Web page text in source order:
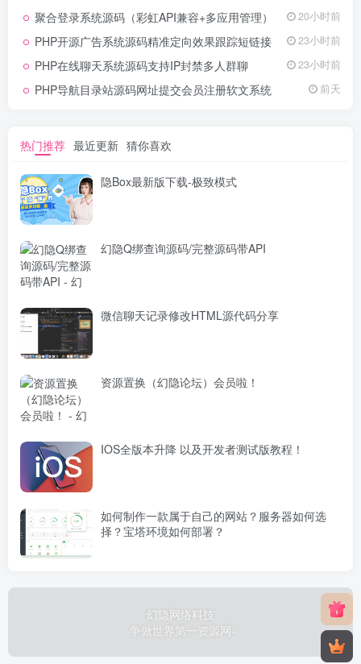
源定期更新、分类清晰、下载便
务，快来探索发现所需资源！
聚合登录系统源码（彩虹API兼容+多应用管理） 20小时前
PHP开源广告系统源码精准定向效果跟踪短链接 23小时前
PHP在线聊天系统源码支持IP封禁多人群聊 23小时前
PHP导航目录站源码网址提交会员注册软文系统 前天
热门推荐 最近更新 猜你喜欢
隐Box最新版下载-极致模式
幻隐Q绑查询源码/完整源码带API
微信聊天记录修改HTML源代码分享
资源置换（幻隐论坛）会员啦！
IOS全版本升降 以及开发者测试版教程！
如何制作一款属于自己的网站？服务器如何选
择？宝塔环境如何部署？
幻隐网络科技
-争做世界第一资源网-